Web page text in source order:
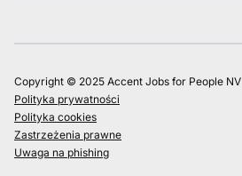
Copyright © 2025 Accent Jobs for People NV
Polityka prywatności
Polityka cookies
Zastrzeżenia prawne
Uwaga na phishing